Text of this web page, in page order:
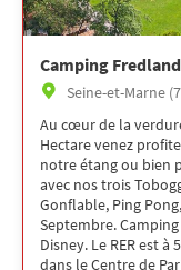
Camping Fredland
Seine-et-Marne
Au cœur de la
Hectare venez
notre étang ou bien
avec nos trois
Gonflable, Ping
Septembre.
Disney. Le RER est
dans le Centre de